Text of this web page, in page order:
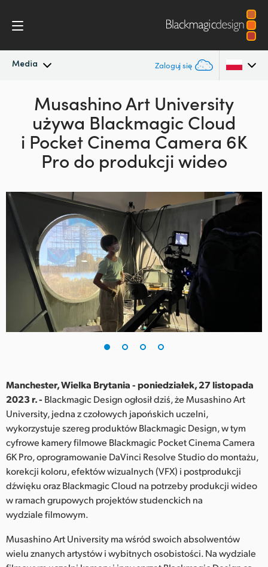
Media Zaloguj się
Najnowsze wiadomości
Archiwum wiadomości
Zdjęcia prasowe
Argentina
Australia
Austria
Canada
China
Denmark
Finland
France
Germany
India
Italy
Japan
Korea
Mexico
Malaysia
Netherlands
New Zealand
Musashino Art University
używa Blackmagic Cloud
i PocketCinema Camera 6K
Pro do produkcji wideo
Manchester, Wielka Brytania - poniedziałek, 27 listopada
2023 r. - Blackmagic Design ogłosił dziś, że Musashino Art
University, jedna z czołowych japońskich uczelni,
wykorzystuje szereg produktów Blackmagic Design, w tym
cyfrowe kamery filmowe Blackmagic Pocket Cinema Camera
6K Pro, oprogramowanie DaVinci Resolve Studio do montażu,
korekcji koloru, efektów wizualnych (VFX) i postprodukcji
dźwięku oraz Blackmagic Cloud na potrzeby produkcji wideo
w ramach grupowych projektów studenckich na
wydziale filmowym.
Musashino Art University ma wśród swoich absolwentów
wielu znanych artystów i wybitnych osobistości. Na wydziale